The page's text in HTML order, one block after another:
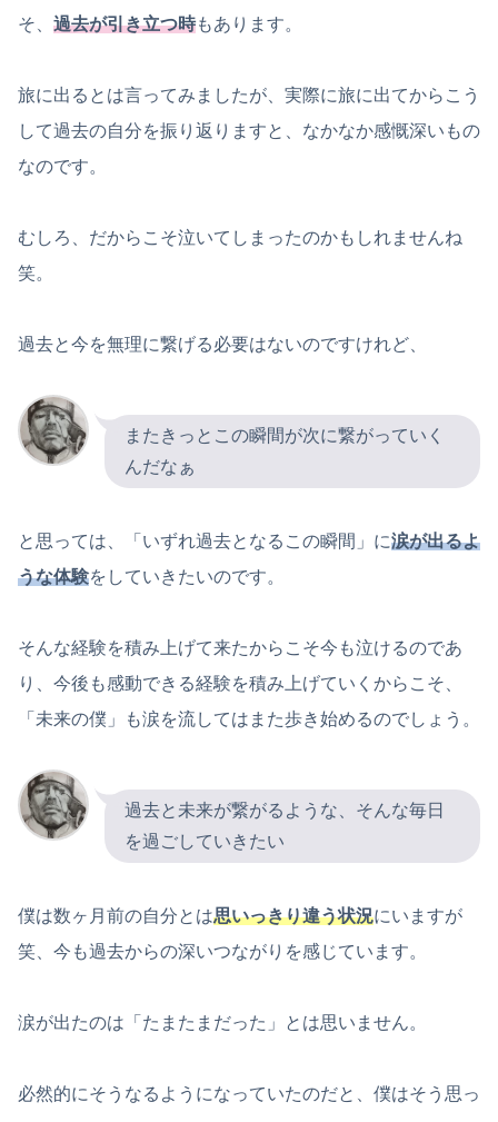
そ、 過去が引き立つ時もあります。
旅に出るとは言ってみましたが、実際に旅に出てからこう
して過去の自分を振り返りますと、なかなか感慨深いもの
なのです。
むしろ、だからこそ泣いてしまったのかもしれませんね
笑。
過去と今を無理に繋げる必要はないのですけれど、
またきっとこの瞬間が次に繋がっていく
んだなぁ
と思っては、「いずれ過去となるこの瞬間」に涙が出るよ
うな体験をしていきたいのです。
そんな経験を積み上げて来たからこそ今も泣けるのであ
り、今後も感動できる経験を積み上げていくからこそ、
「未来の僕」も涙を流してはまた歩き始めるのでしょう。
過去と未来が繋がるような、そんな毎日
を過ごしていきたい
僕は数ヶ月前の自分とは思いっきり違う状況にいますが
笑、今も過去からの深いつながりを感じています。
涙が出たのは「たまたまだった」とは思いません。
必然的にそうなるようになっていたのだと、僕はそう思っ